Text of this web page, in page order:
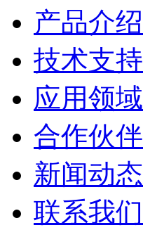
产品介绍
技术支持
应用领域
合作伙伴
新闻动态
联系我们